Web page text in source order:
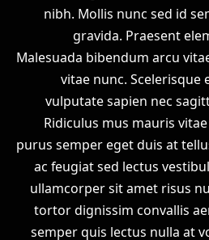
nibh. Mollis nunc sed id
gravida. Praesent
Malesuada bibendum arcu
vitae nunc.
vulputate sapien nec
Ridiculus mus mauris
purus semper eget duis at
ac feugiat sed lectus
ullamcorper sit amet risus
tortor dignissim convallis
semper quis lectus nulla at